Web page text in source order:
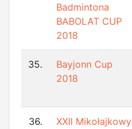
Badmintona
BABOLAT CUP
2018
35.
Bayjonn Cup
2018
36.
XXII Mikołajkowy